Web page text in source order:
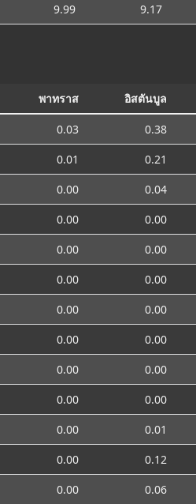
9.99 9.17
พาทราส อิสตันบูล
0.03 0.38
0.01 0.21
0.00 0.04
0.00 0.00
0.00 0.00
0.00 0.00
0.00 0.00
0.00 0.00
0.00 0.00
0.00 0.00
0.00 0.01
0.00 0.12
0.00 0.06